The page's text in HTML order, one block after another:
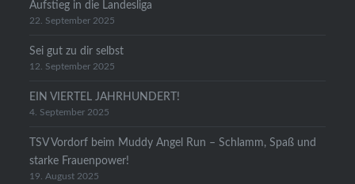
Aufstieg in die Landesliga
22. September 2025
Sei gut zu dir selbst
12. September 2025
EIN VIERTEL JAHRHUNDERT!
4. September 2025
TSV Vordorf beim Muddy Angel Run – Schlamm, Spaß und
starke Frauenpower!
19. August 2025